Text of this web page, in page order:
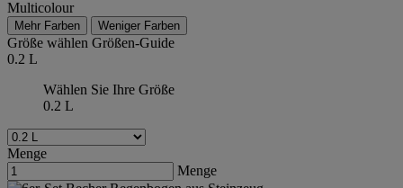
Multicolour
Mehr Farben Weniger Farben
Größe wählen Größen-Guide
0.2 L
Wählen Sie Ihre Größe
0.2 L
Menge
Menge